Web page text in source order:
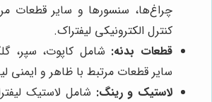
چراغ‌ها، سنسورها و سایر قطعات
کنترل الکترونیکی لیفتراک.
قطعات بدنه: شامل کاپوت، سپر،
سایر قطعات مرتبط با ظاهر و ایمنی
لاستیک و رینگ: شامل لاستیک